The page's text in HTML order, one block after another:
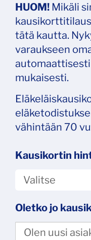
HUOM! Mikäli
tätä kautta.
varaukseen
mukaisesti.
vähintään 70
Oletko jo
Kausikortin